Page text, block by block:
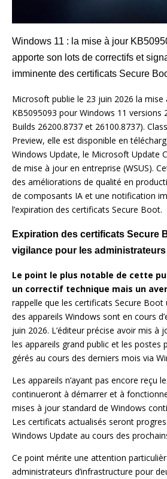
Windows 11 : la mise à jour
apporte son lots de correctifs et
imminente des certificats Secure
Microsoft publie le 23 juin 2026 la mise
KB5095093 pour Windows 11 versions
Builds 26200.8737 et 26100.8737).
Preview, elle est disponible en
Windows Update, le Microsoft Update
de mise à jour en entreprise (WSUS).
des améliorations de qualité en
de composants IA et une notification
l’expiration des certificats Secure Boot.
Expiration des certificats Secure
vigilance pour les administrateurs
Le point le plus notable de cette
un correctif technique mais un
rappelle que les certificats Secure
des appareils Windows sont en cours
juin 2026. L’éditeur précise avoir mis à
les appareils grand public et les postes
gérés au cours des derniers mois via
Les appareils n’ayant pas encore reçu
continueront à démarrer et à
mises à jour standard de Windows
Les certificats actualisés seront
Windows Update au cours des
Ce point mérite une attention
administrateurs d’infrastructure pour